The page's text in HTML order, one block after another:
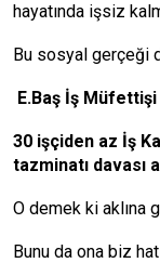
hayatında işsiz
Bu sosyal gerçeği
E.Baş İş
30 işçiden az İş
tazminatı davası
O demek ki aklına
Bunu da ona biz